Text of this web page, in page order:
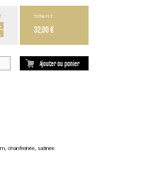
-
TOTAL H.T.
32,00 €
Ajouter au panier
chanfreinée, satinée.